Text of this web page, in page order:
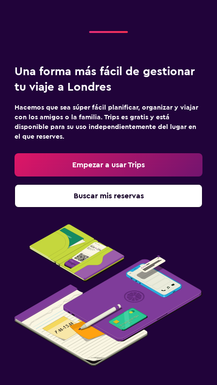
Una forma más fácil de gestionar
tu viaje a Londres
Hacemos que sea súper fácil planificar, organizar y viajar
con los amigos o la familia. Trips es gratis y está
disponible para su uso independientemente del lugar en
el que reserves.
Empezar a usar Trips
Buscar mis reservas